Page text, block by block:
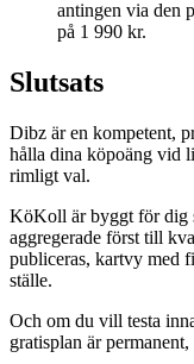
antingen via den
på 1 990 kr.
Slutsats
Dibz är en kompetent,
hålla dina köpoäng vid
rimligt val.
KöKoll är byggt för dig
aggregerade först till
publiceras, kartvy med
ställe.
Och om du vill testa
gratisplan är